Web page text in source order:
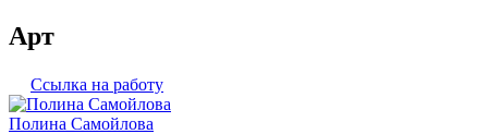
Арт
Ссылка на работу
Полина Самойлова